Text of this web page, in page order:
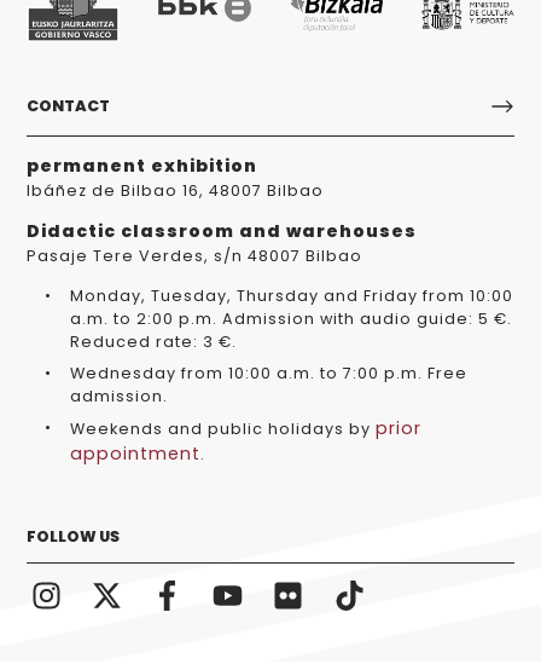
CONTACT
permanent exhibition
Ibáñez de Bilbao 16, 48007 Bilbao
Didactic classroom and warehouses
Pasaje Tere Verdes, s/n 48007 Bilbao
Monday, Tuesday, Thursday and Friday from 10:00
a.m. to 2:00 p.m. Admission with audio guide: 5 €.
Reduced rate: 3 €.
Wednesday from 10:00 a.m. to 7:00 p.m. Free
admission.
Weekends and public holidays by prior
appointment.
FOLLOW US